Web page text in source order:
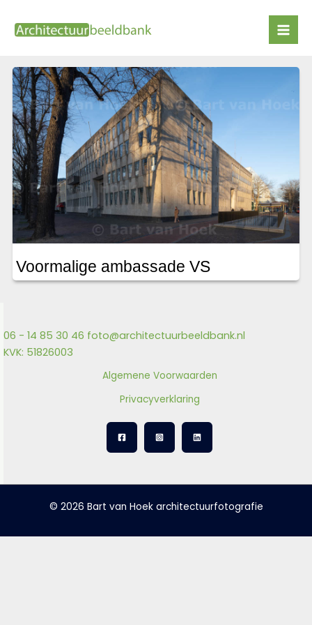
naar
Marcel Breuer
Voormalige ambassade VS
06 - 14 85 30 46 foto@architectuurbeeldbank.nl
KVK: 51826003
Algemene Voorwaarden
Privacyverklaring
© 2026 Bart van Hoek architectuurfotografie